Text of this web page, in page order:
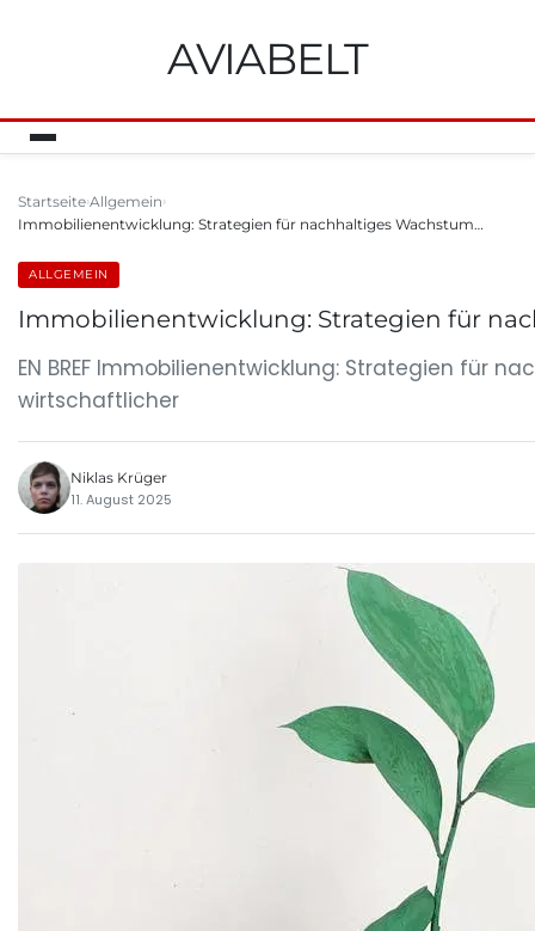
AVIABELT
Startseite Allgemein
Immobilienentwicklung: Strategien für nachhaltiges Wachstum…
ALLGEMEIN
Immobilienentwicklung: Strategien für
EN BREF Immobilienentwicklung: Strategien für
wirtschaftlicher
Niklas Krüger
11. August 2025